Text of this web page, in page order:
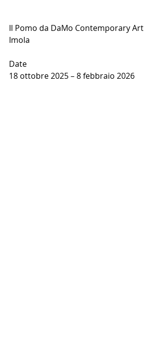
Il Pomo da DaMo Contemporary Art
Imola
Date
18 ottobre 2025 – 8 febbraio 2026